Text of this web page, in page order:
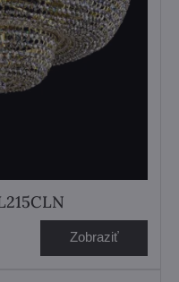
Zobraziť